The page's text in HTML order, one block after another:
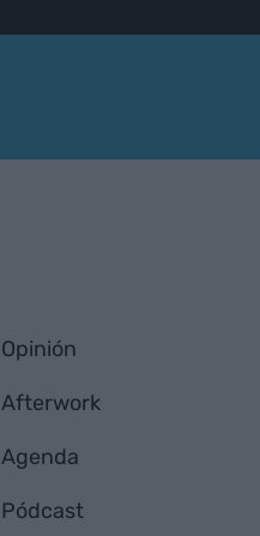
Opinión
Afterwork
Agenda
Pódcast